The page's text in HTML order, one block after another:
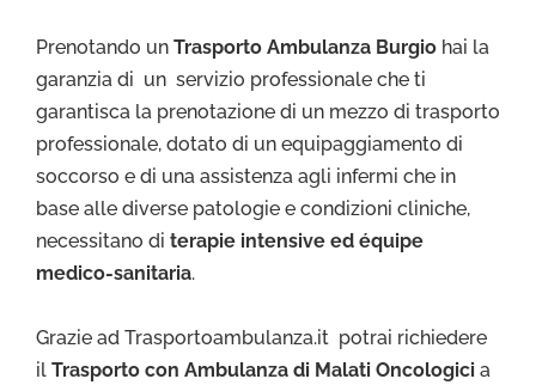
Prenotando un Trasporto Ambulanza Burgio hai la
garanzia di un servizio professionale che ti
garantisca la prenotazione di un mezzo di trasporto
professionale, dotato di un equipaggiamento di
soccorso e di una assistenza agli infermi che in
base alle diverse patologie e condizioni cliniche,
necessitano di terapie intensive ed équipe
medico-sanitaria.
Grazie ad Trasportoambulanza.it potrai richiedere
il Trasporto con Ambulanza di Malati Oncologici a